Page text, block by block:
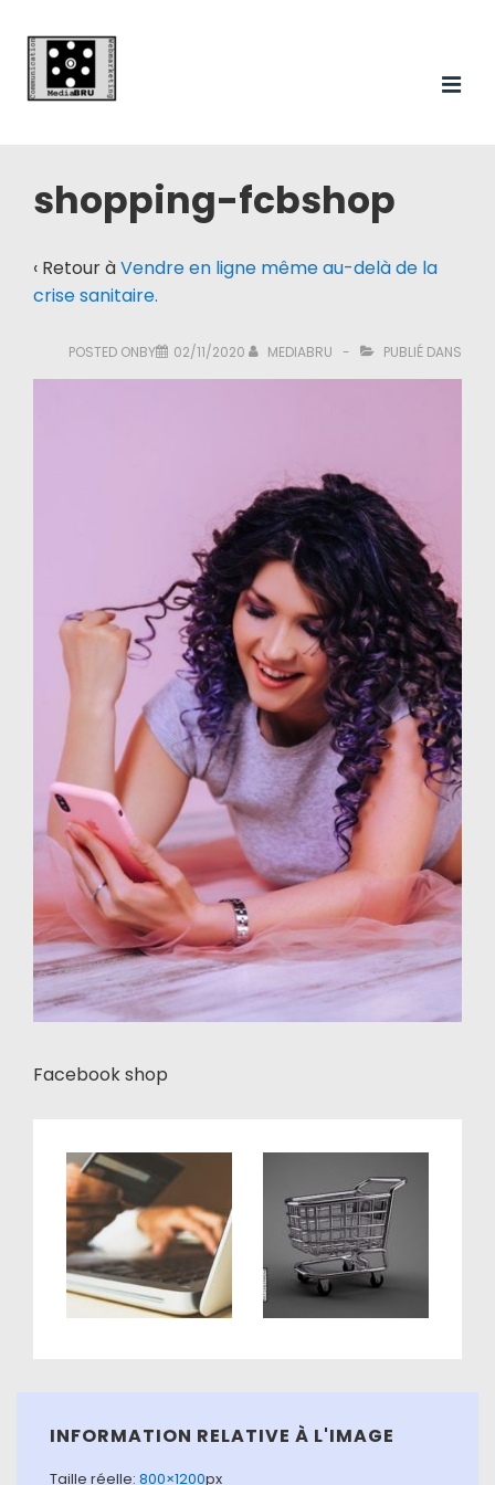
passer
contenu
Navigation
shopping-fcbshop
‹ Retour àVendre en ligne même au-delà de la
crise sanitaire.
POSTED ONBY 02/11/2020 MEDIABRU PUBLIÉ DANS
Facebook shop
INFORMATION RELATIVE À L'IMAGE
Taille réelle: 800×1200px